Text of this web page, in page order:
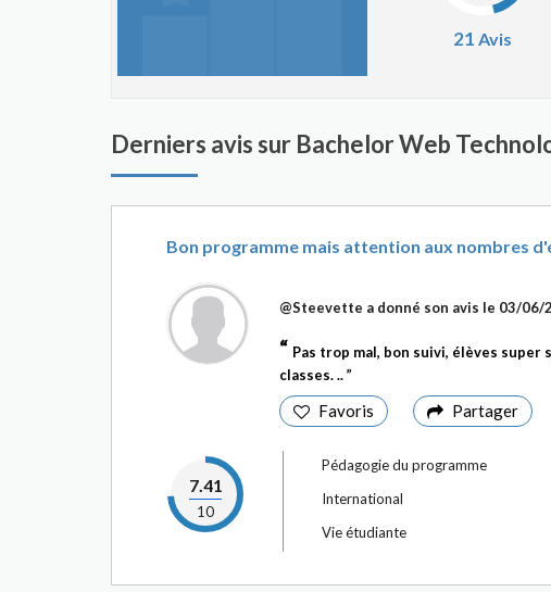
21 Avis
Derniers avis sur Bachelor Web
Bon programme mais attention aux nombres
@Steevette a donné son avis le 03/06/
Pas trop mal, bon suivi, élèves super
classes. ..
Favoris Partager
7.41
10
Pédagogie du programme
International
Vie étudiante